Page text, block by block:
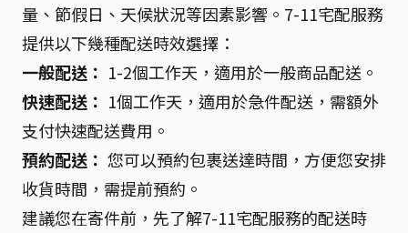
量、節假日、天候狀況等因素影響。7-11宅配服務
提供以下幾種配送時效選擇：
一般配送： 1-2個工作天，適用於一般商品配送。
快速配送： 1個工作天，適用於急件配送，需額外
支付快速配送費用。
預約配送： 您可以預約包裹送達時間，方便您安排
收貨時間，需提前預約。
建議您在寄件前，先了解7-11宅配服務的配送時